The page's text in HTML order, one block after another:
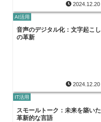
2024.12.20
AI活用
音声のデジタル化：文字起こし
の革新
2024.12.20
IT活用
スモールトーク：未来を築いた
革新的な言語